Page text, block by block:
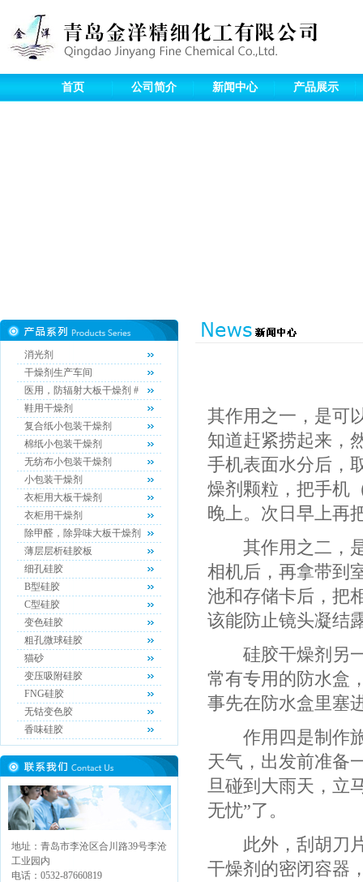
首页 公司简介 新闻中心 产品展示
消光剂
干燥剂生产车间
医用，防辐射大板干燥剂 #
鞋用干燥剂
复合纸小包装干燥剂
棉纸小包装干燥剂
无纺布小包装干燥剂
小包装干燥剂
衣柜用大板干燥剂
衣柜用干燥剂
除甲醛，除异味大板干燥剂
薄层层析硅胶板
细孔硅胶
B型硅胶
C型硅胶
变色硅胶
粗孔微球硅胶
猫砂
变压吸附硅胶
FNG硅胶
无钴变色胶
香味硅胶
地址：青岛市李沧区合川路39号李沧
工业园内
电话：0532-87660819
其作用之一，是可
知道赶紧捞起来，
手机表面水分后，
燥剂颗粒，把手机
晚上。次日早上再
其作用之二，是
相机后，再拿带到
池和存储卡后，把
该能防止镜头凝结
硅胶干燥剂另一
常有专用的防水盒
事先在防水盒里塞
作用四是制作旅
天气，出发前准备
旦碰到大雨天，立
无忧”了。
此外，刮胡刀片
干燥剂的密闭容器